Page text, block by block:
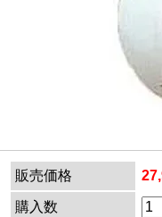
販売価格
購入数